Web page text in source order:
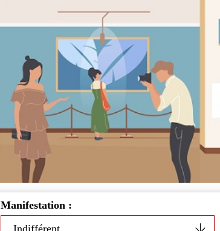
Manifestation :